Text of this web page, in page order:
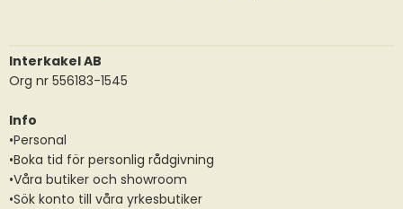
Interkakel AB
Org nr 556183-1545
Info
•Personal
•Boka tid för personlig rådgivning
•Våra butiker och showroom
•Sök konto till våra yrkesbutiker